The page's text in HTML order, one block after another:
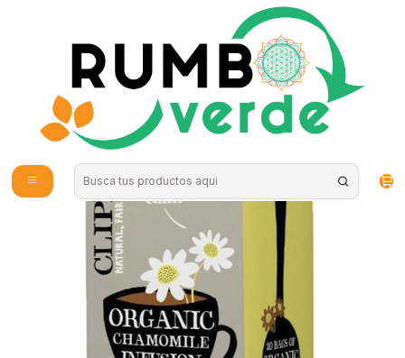
Envío gratis por compras sobre los 59.990 en la provincia de Santiago
Probióticos y Digestión
Infusion de manzanilla y hierbas organica 20 sobres Clipper